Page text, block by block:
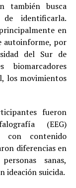
también busca
identificarla.
en
autoinforme, por
del Sur de
biomarcadores
los movimientos
fueron
(EEG)
con contenido
diferencias en
sanas,
ideación suicida.